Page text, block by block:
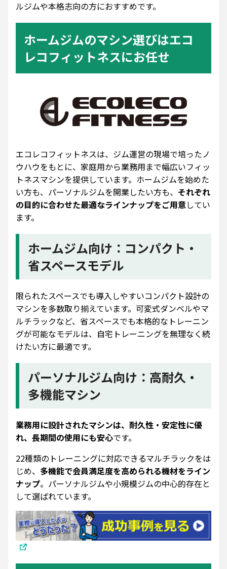
ルジムや本格志向の方におすすめです。
ホームジムのマシン選びはエコ
レコフィットネスにお任せ
エコレコフィットネスは、ジム運営の現場で培ったノ
ウハウをもとに、家庭用から業務用まで幅広いフィッ
トネスマシンを提供しています。ホームジムを始めた
い方も、パーソナルジムを開業したい方も、 それぞれ
の目的に合わせた最適なラインナップをご用意してい
ます。
ホームジム向け：コンパクト・
省スペースモデル
限られたスペースでも導入しやすいコンパクト設計の
マシンを多数取り揃えています。可変式ダンベルやマ
ルチラックなど、省スペースでも本格的なトレーニン
グが可能なモデルは、自宅トレーニングを無理なく続
けたい方に最適です。
パーソナルジム向け：高耐久・
多機能マシン
業務用に設計されたマシンは、耐久性・安定性に優
れ、長期間の使用にも安心です。
22種類のトレーニングに対応できるマルチラックをは
じめ、 多機能で会員満足度を高められる機材をライン
ナップ。パーソナルジムや小規模ジムの中心的存在と
して選ばれています。